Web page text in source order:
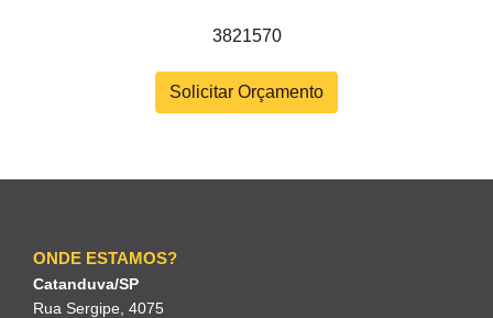
3821570
Solicitar Orçamento
ONDE ESTAMOS?
Catanduva/SP
Rua Sergipe, 4075